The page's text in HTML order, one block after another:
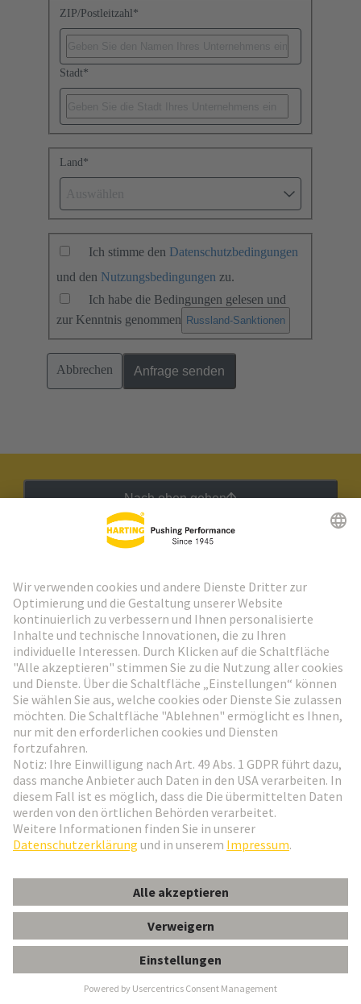
ZIP/Postleitzahl *
Stadt*
Land*
Ich stimme den Datenschutzbedingungen
und den Nutzungsbedingungen zu.
Ich habe die Bedingungen gelesen und
zur Kenntnis genommen Russland-Sanktionen
Abbrechen Anfrage senden
Nach oben gehen
Weiter zur Anmeldung
Social Media
Deutschland Deutsch
© HARTING Technologiegruppe
ImpressumDatenschutz-ErklärungCookie-Einstellungen
Kundeninformation